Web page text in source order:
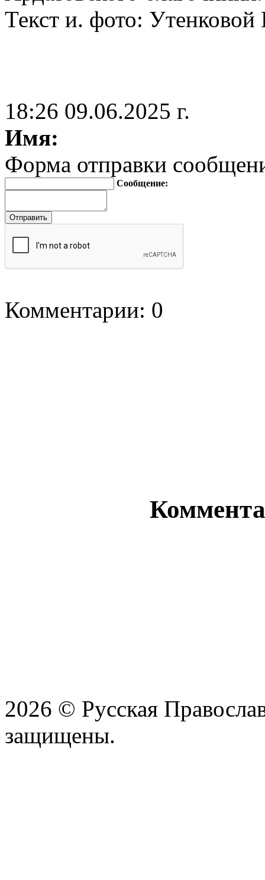
Текст и. фото:
18:26 09.06.2025 г.
Имя:
Форма отправки
Сообщение:
Комментарии: 0
2026 © Русская
защищены.